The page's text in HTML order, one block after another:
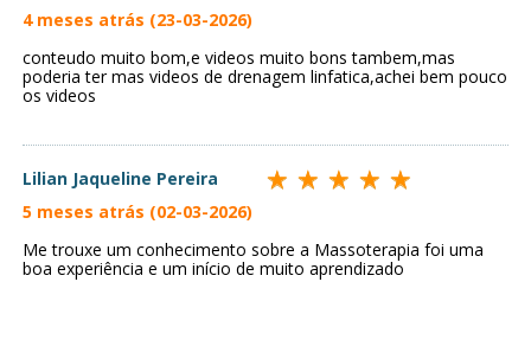
4 meses atrás (23-03-2026)
conteudo muito bom,e videos muito bons tambem,mas
poderia ter mas videos de drenagem linfatica,achei bem pouco
os videos
Lilian Jaqueline Pereira
5 meses atrás (02-03-2026)
Me trouxe um conhecimento sobre a Massoterapia foi uma
boa experiência e um início de muito aprendizado